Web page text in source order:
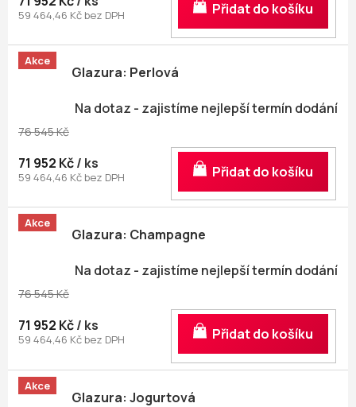
59 464,46 Kč bez DPH Do košíku
Akce
Glazura: Perlová
76 545 Kč
71 952 Kč/ ks
59 464,46 Kč bez DPH
Na dotaz - zajistíme nejlepší termín dodání
Do košíku
Akce
Glazura: Champagne
76 545 Kč
71 952 Kč/ ks
59 464,46 Kč bez DPH
Na dotaz - zajistíme nejlepší termín dodání
Do košíku
Akce
Glazura: Jogurtová